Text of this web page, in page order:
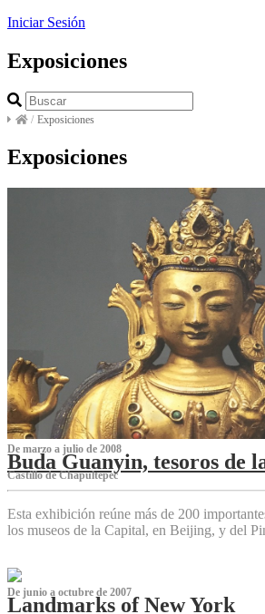
Iniciar Sesión
Exposiciones
/ Exposiciones
Exposiciones
De marzo a julio de 2008
Buda Guanyin, tesoros de
Castillo de Chapultepec
Esta exhibición reúne más de 200
los museos de la Capital, en Beijing, y del
De junio a octubre de 2007
Landmarks of New York